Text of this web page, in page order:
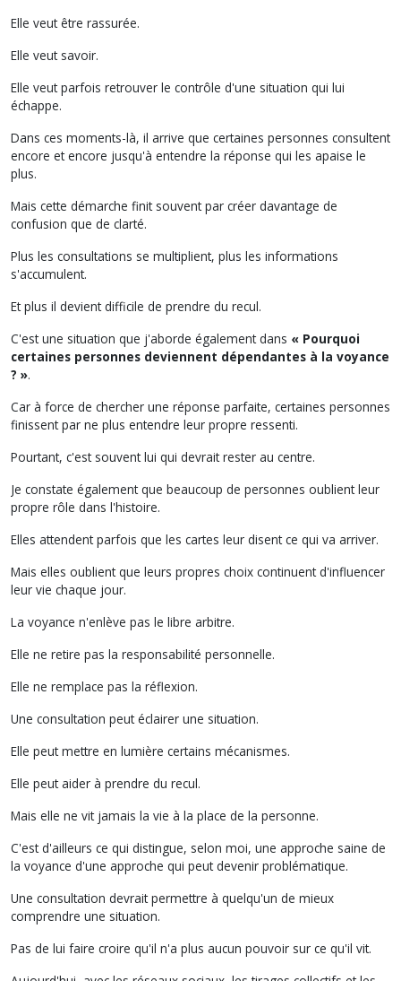
Elle veut être rassurée.
Elle veut savoir.
Elle veut parfois retrouver le contrôle d'une situation qui lui
échappe.
Dans ces moments-là, il arrive que certaines personnes consultent
encore et encore jusqu'à entendre la réponse qui les apaise le
plus.
Mais cette démarche finit souvent par créer davantage de
confusion que de clarté.
Plus les consultations se multiplient, plus les informations
s'accumulent.
Et plus il devient difficile de prendre du recul.
C'est une situation que j'aborde également dans « Pourquoi
certaines personnes deviennent dépendantes à la voyance
? ».
Car à force de chercher une réponse parfaite, certaines personnes
finissent par ne plus entendre leur propre ressenti.
Pourtant, c'est souvent lui qui devrait rester au centre.
Je constate également que beaucoup de personnes oublient leur
propre rôle dans l'histoire.
Elles attendent parfois que les cartes leur disent ce qui va arriver.
Mais elles oublient que leurs propres choix continuent d'influencer
leur vie chaque jour.
La voyance n'enlève pas le libre arbitre.
Elle ne retire pas la responsabilité personnelle.
Elle ne remplace pas la réflexion.
Une consultation peut éclairer une situation.
Elle peut mettre en lumière certains mécanismes.
Elle peut aider à prendre du recul.
Mais elle ne vit jamais la vie à la place de la personne.
C'est d'ailleurs ce qui distingue, selon moi, une approche saine de
la voyance d'une approche qui peut devenir problématique.
Une consultation devrait permettre à quelqu'un de mieux
comprendre une situation.
Pas de lui faire croire qu'il n'a plus aucun pouvoir sur ce qu'il vit.